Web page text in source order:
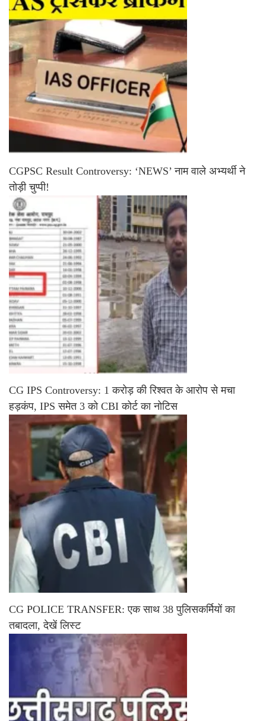
CGPSC Result Controversy: ‘NEWS’ नाम वाले अभ्यर्थी ने
तोड़ी चुप्पी!
CG IPS Controversy: 1 करोड़ की रिश्वत के आरोप से मचा
हड़कंप, IPS समेत 3 को CBI कोर्ट का नोटिस
CG POLICE TRANSFER: एक साथ 38 पुलिसकर्मियों का
तबादला, देखें लिस्ट